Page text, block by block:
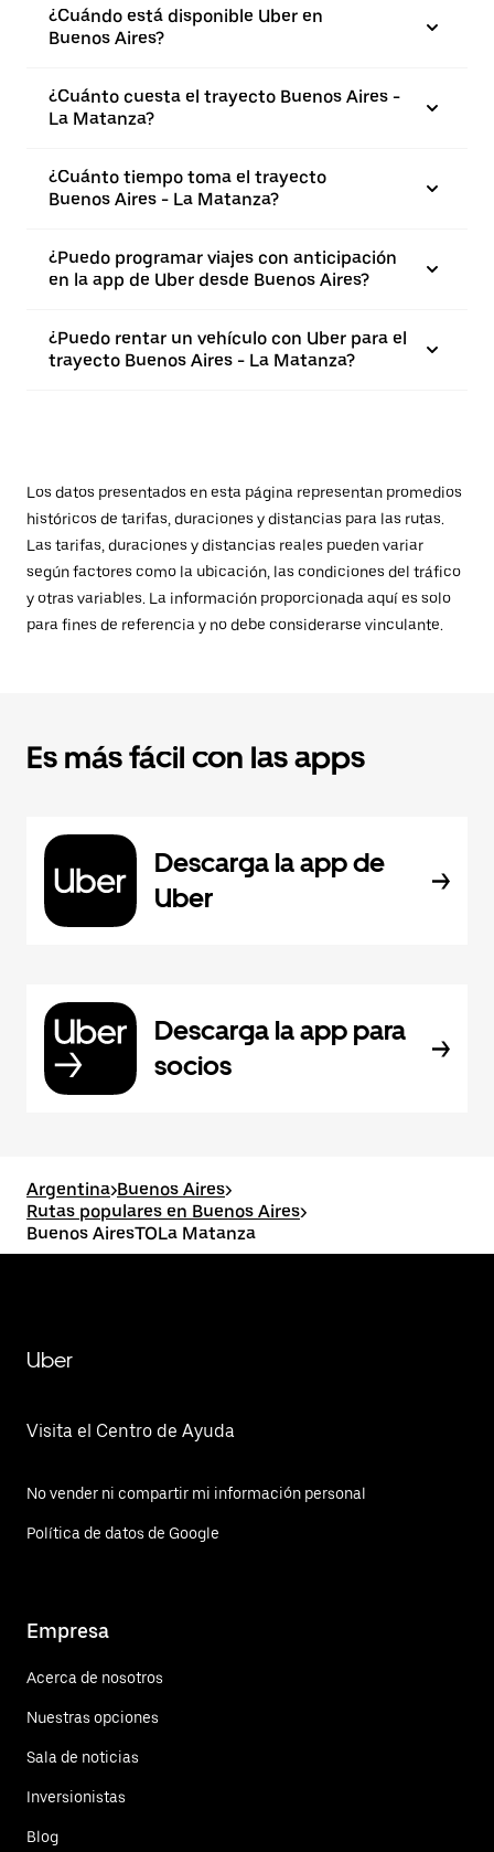
¿Cuándo está disponible Uber en
Buenos Aires?
¿Cuánto cuesta el trayecto Buenos Aires -
La Matanza?
¿Cuánto tiempo toma el trayecto
Buenos Aires - La Matanza?
¿Puedo programar viajes con anticipación
en la app de Uber desde Buenos Aires?
¿Puedo rentar un vehículo con Uber para el
trayecto Buenos Aires - La Matanza?
Los datos presentados en esta página representan promedios
históricos de tarifas, duraciones y distancias para las rutas.
Las tarifas, duraciones y distancias reales pueden variar
según factores como la ubicación, las condiciones del tráfico
y otras variables. La información proporcionada aquí es solo
para fines de referencia y no debe considerarse vinculante.
Es más fácil con las apps
Descarga la app de
Uber
Descarga la app para
socios
Argentina>Buenos Aires>
Rutas populares en Buenos Aires>
Buenos AiresTOLa Matanza
Uber
Visita el Centro de Ayuda
No vender ni compartir mi información personal
Política de datos de Google
Empresa
Acerca de nosotros
Nuestras opciones
Sala de noticias
Inversionistas
Blog